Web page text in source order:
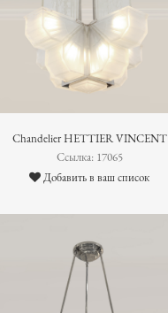
Chandelier HETTIER VINCENT
Ссылка: 17065
Добавить в ваш список